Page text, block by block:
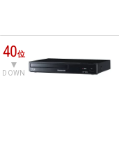
40位
DOWN